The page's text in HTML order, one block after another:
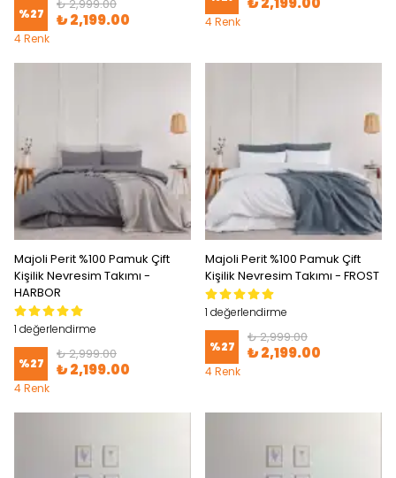
%27
₺ 2,999.00
₺ 2,199.00
4 Renk
4 Renk
Majoli Perit %100 Pamuk Çift
Kişilik Nevresim Takımı -
HARBOR
1 değerlendirme
%27
₺ 2,999.00
₺ 2,199.00
4 Renk
Majoli Perit %100 Pamuk Çift
Kişilik Nevresim Takımı - FROST
1 değerlendirme
%27
₺ 2,999.00
₺ 2,199.00
4 Renk